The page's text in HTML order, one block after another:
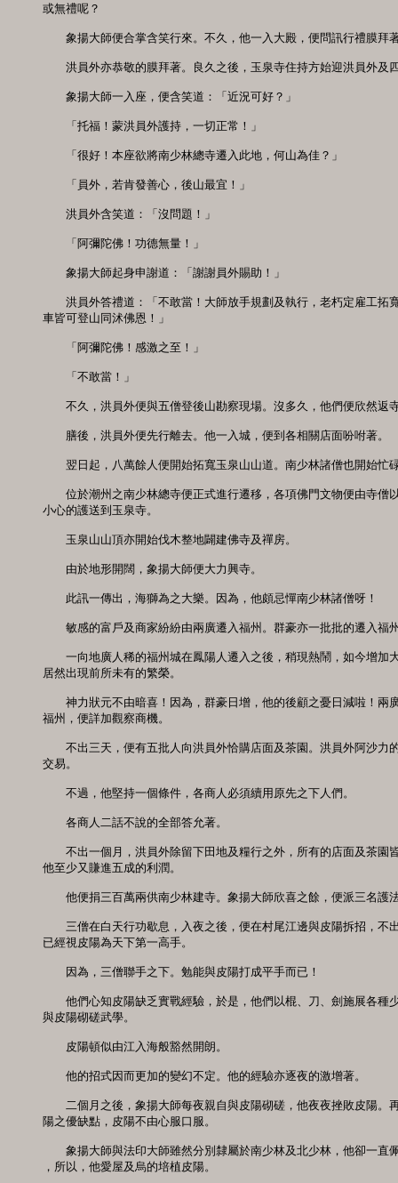
或無禮呢？
象揚大師便合掌含笑行來。不久，他一入大殿，便問訊行禮膜拜
洪員外亦恭敬的膜拜著。良久之後，玉泉寺住持方始迎洪員外及
象揚大師一入座，便含笑道：「近況可好？」
「托福！蒙洪員外護持，一切正常！」
「很好！本座欲將南少林總寺遷入此地，何山為佳？」
「員外，若肯發善心，後山最宜！」
洪員外含笑道：「沒問題！」
「阿彌陀佛！功德無量！」
象揚大師起身申謝道：「謝謝員外賜助！」
洪員外答禮道：「不敢當！大師放手規劃及執行，老朽定雇工拓
車皆可登山同沭佛恩！」
「阿彌陀佛！感激之至！」
「不敢當！」
不久，洪員外便與五僧登後山勘察現場。沒多久，他們便欣然返
膳後，洪員外便先行離去。他一入城，便到各相關店面吩咐著。
翌日起，八萬餘人便開始拓寬玉泉山山道。南少林諸僧也開始忙
位於潮州之南少林總寺便正式進行遷移，各項佛門文物便由寺僧
小心的護送到玉泉寺。
玉泉山山頂亦開始伐木整地闢建佛寺及禪房。
由於地形開闊，象揚大師便大力興寺。
此訊一傳出，海獅為之大樂。因為，他頗忌憚南少林諸僧呀！
敏感的富戶及商家紛紛由兩廣遷入福州。群豪亦一批批的遷入福
一向地廣人稀的福州城在鳳陽人遷入之後，稍現熱鬧，如今增加
居然出現前所未有的繁榮。
神力狀元不由暗喜！因為，群豪日增，他的後顧之憂日減啦！兩
福州，便詳加觀察商機。
不出三天，便有五批人向洪員外恰購店面及茶園。洪員外阿沙力
交易。
不過，他堅持一個條件，各商人必須續用原先之下人們。
各商人二話不說的全部答允著。
不出一個月，洪員外除留下田地及糧行之外，所有的店面及茶園
他至少又賺進五成的利潤。
他便捐三百萬兩供南少林建寺。象揚大師欣喜之餘，便派三名護
三僧在白天行功歇息，入夜之後，便在村尾江邊與皮陽拆招，不
已經視皮陽為天下第一高手。
因為，三僧聯手之下。勉能與皮陽打成平手而已！
他們心知皮陽缺乏實戰經驗，於是，他們以棍、刀、劍施展各種
與皮陽砌磋武學。
皮陽頓似由江入海般豁然開朗。
他的招式因而更加的變幻不定。他的經驗亦逐夜的激增著。
二個月之後，象揚大師每夜親自與皮陽砌磋，他夜夜挫敗皮陽。
陽之優缺點，皮陽不由心服口服。
象揚大師與法印大師雖然分別隸屬於南少林及北少林，他卻一直
，所以，他愛屋及烏的培植皮陽。